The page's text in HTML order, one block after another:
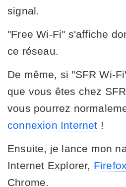
signal.
"Free Wi-Fi" s'affiche
ce réseau.
De même, si "SFR Wi-
que vous êtes chez
vous pourrez
connexion Internet !
Ensuite, je lance mon
Internet Explorer, Firefox
Chrome.